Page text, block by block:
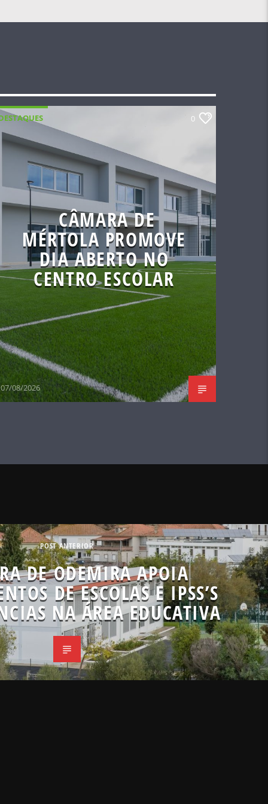
0
CÂMARA DE
MÉRTOLA PROMOVE
DIA ABERTO NO
CENTRO ESCOLAR
07/08/2026
POST ANTERIOR
DE ODEMIRA APOIA
DE ESCOLAS E IPSS’S
NA ÁREA EDUCATIVA